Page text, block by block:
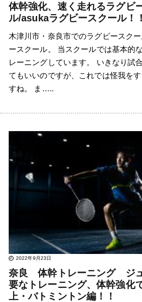
体幹強化、速く走れるラグビ
ル/asukaラグビースクール！！
木津川市・奈良市でのラグビースク
ースクール。 当スクールでは基本的
レーニングしています。 いきなり試
てもいいのですが、これでは怪我を
すね。 ま…..
2022年9月23日
奈良 体幹トレーニング ジ
要なトレーニング、体幹強化
上・バトミントン編！！